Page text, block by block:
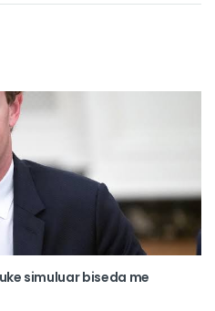
simuluar biseda me